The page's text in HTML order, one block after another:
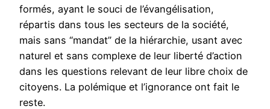
formés, ayant le souci de l’évangélisation,
répartis dans tous les secteurs de la société,
mais sans “mandat” de la hiérarchie, usant avec
naturel et sans complexe de leur liberté d’action
dans les questions relevant de leur libre choix de
citoyens. La polémique et l’ignorance ont fait le
reste.